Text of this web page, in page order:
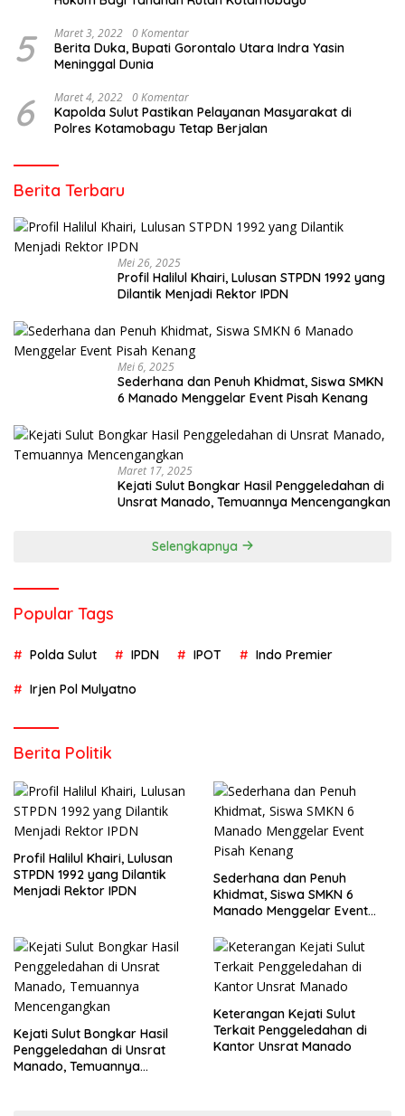
5 Maret 3, 2022 0 Komentar
Berita Duka, Bupati Gorontalo Utara Indra Yasin
Meninggal Dunia
6 Maret 4, 2022 0 Komentar
Kapolda Sulut Pastikan Pelayanan Masyarakat di
Polres Kotamobagu Tetap Berjalan
Berita Terbaru
Mei 26, 2025
Profil Halilul Khairi, Lulusan STPDN 1992 yang
Dilantik Menjadi Rektor IPDN
Mei 6, 2025
Sederhana dan Penuh Khidmat, Siswa SMKN
6 Manado Menggelar Event Pisah Kenang
Maret 17, 2025
Kejati Sulut Bongkar Hasil Penggeledahan di
Unsrat Manado, Temuannya Mencengangkan
Selengkapnya
Popular Tags
Polda Sulut IPDN IPOT Indo Premier
Irjen Pol Mulyatno
Berita Politik
Profil Halilul Khairi, Lulusan
STPDN 1992 yang Dilantik
Menjadi Rektor IPDN
Sederhana dan Penuh
Khidmat, Siswa SMKN 6
Manado Menggelar Event
Kejati Sulut Bongkar Hasil
Penggeledahan di Unsrat
Manado, Temuannya
Keterangan Kejati Sulut
Terkait Penggeledahan di
Kantor Unsrat Manado